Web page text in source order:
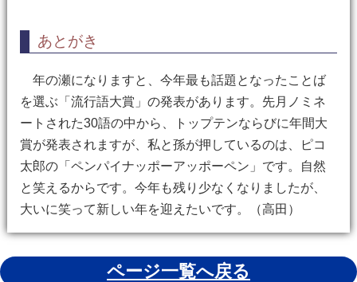
あとがき
年の瀬になりますと、今年最も話題となったことば
を選ぶ「流行語大賞」の発表があります。先月ノミネ
ートされた30語の中から、トップテンならびに年間大
賞が発表されますが、私と孫が押しているのは、ピコ
太郎の「ペンパイナッポーアッポーペン」です。自然
と笑えるからです。今年も残り少なくなりましたが、
大いに笑って新しい年を迎えたいです。（高田）
ページ一覧へ戻る